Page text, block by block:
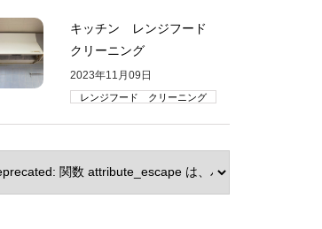
キッチン レンジフード
クリーニング
2023年11月09日
レンジフード クリーニング